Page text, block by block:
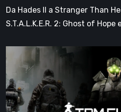
mostrati
nel
dell’evento
Da Hades II a Stranger Than
S.T.A.L.K.E.R. 2: Ghost of Hope
Recon,
Rainbow
Six
e